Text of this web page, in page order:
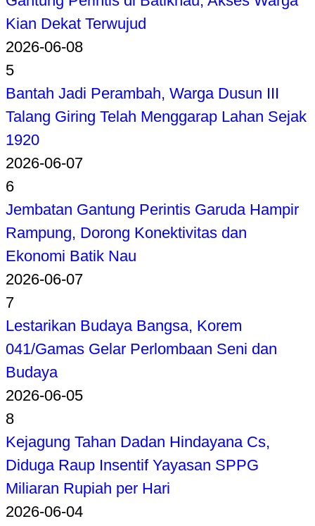
Kian Dekat Terwujud
2026-06-08
5
Bantah Jadi Perambah, Warga Dusun III
Talang Giring Telah Menggarap Lahan Sejak
1920
2026-06-07
6
Jembatan Gantung Perintis Garuda Hampir
Rampung, Dorong Konektivitas dan
Ekonomi Batik Nau
2026-06-07
7
Lestarikan Budaya Bangsa, Korem
041/Gamas Gelar Perlombaan Seni dan
Budaya
2026-06-05
8
Kejagung Tahan Dadan Hindayana Cs,
Diduga Raup Insentif Yayasan SPPG
Miliaran Rupiah per Hari
2026-06-04